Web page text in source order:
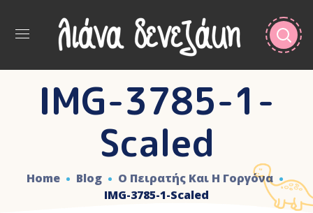
IMG-3785-1-
Scaled
Home Blog
Ο Πειρατής Και Η Γοργόνα
IMG-3785-1-Scaled